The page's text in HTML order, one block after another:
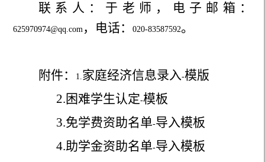
联系人：于老师，电子邮箱：
625970974@qq.com，电话： 020-83587592。
附件： 1.家庭经济信息录入-模版
2.困难学生认定-模板
3.免学费资助名单-导入模板
4.助学金资助名单-导入模板